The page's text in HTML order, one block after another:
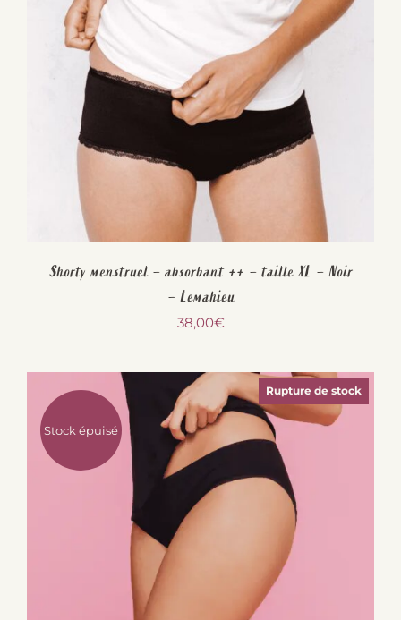
Shorty menstruel – absorbant ++ – taille XL – Noir
– Lemahieu
38,00€
Stock épuisé
Rupture de stock